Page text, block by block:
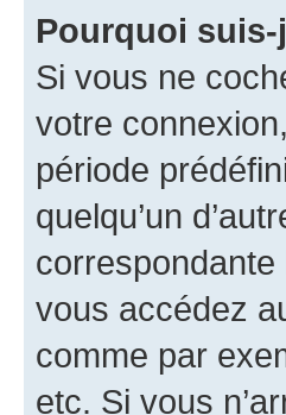
Pourquoi
Si vous ne
votre
période
quelqu’un
correspondante
vous accédez
comme par
etc. Si vous